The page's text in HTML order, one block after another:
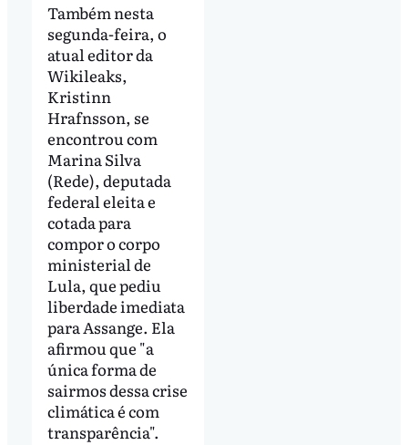
Também nesta
segunda-feira, o
atual editor da
Wikileaks,
Kristinn
Hrafnsson, se
encontrou com
Marina Silva
(Rede), deputada
federal eleita e
cotada para
compor o corpo
ministerial de
Lula, que pediu
liberdade imediata
para Assange. Ela
afirmou que "a
única forma de
sairmos dessa crise
climática é com
transparência".